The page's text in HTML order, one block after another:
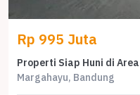
Rp 995 Juta
Properti Siap Huni di
Margahayu, Bandung